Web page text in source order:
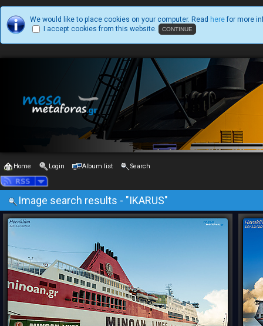
We would like to place cookies on your computer. Read here for more
I accept cookies from this website.
Home Login Album list Search
Image search results - "IKARUS"